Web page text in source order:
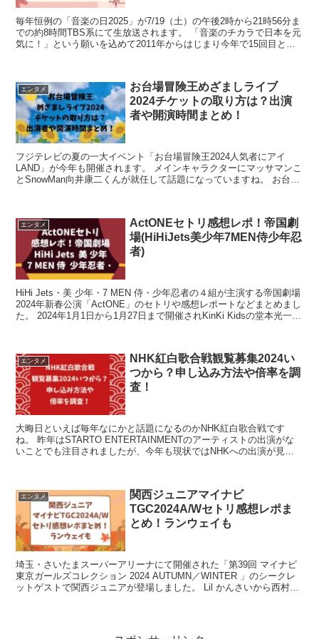
毎年恒例の「音楽の日2025」が7/19（土）の午後2時から21時56分ま
での約8時間TBS系にて生放送されます。 「音楽のチカラで日本を元
気に！」という願いを込めて2011年からはじまり今年で15回目とな
エンタメ
お台場冒険王めざましライブ
2024チケットの取り方は？出演
者や開演時間まとめ！
フジテレビの夏の一大イベント「お台場冒険王2024人気者にアイ
LAND」が今年も開催されます。 メインキャラクターにマッサマンこ
とSnowMan向井康二くんが就任して話題になっていますね。 お台場
エンタメ
ActONEセトリ感想レポ！帝国劇
場(HiHiJets美少年7MEN侍少年忍
者)
HiHi Jets・美 少年・7 MEN 侍・少年忍者の４組が主演する帝国劇場
2024年新春公演「ActONE」のセトリや感想レポートなどまとめまし
た。 2024年1月1日から1月27日まで開催されKinKi Kidsの堂本光一さ
エンタメ
NHK紅白歌合戦観覧募集2024い
つから？申し込み方法や倍率を調
査！
大晦日といえば毎年なにかと話題になるのかNHK紅白歌合戦です
ね。 昨年はSTARTO ENTERTAINMENTのアーティストの出演がな
いことでも注目されましたが、今年も現状ではNHKへの出演が見送
エンタメ
関西ジュニアマイナビ
TGC2024A/Wセトリ感想レポま
とめ！ランウェイも
埼玉・さいたまスーパーアリーナにて開催された「第39回 マイナビ
東京ガールズコレクション 2024 AUTUMN／WINTER 」のシークレ
ットゲストで関西ジュニアが登場しました。 Lil かんさいから西村拓